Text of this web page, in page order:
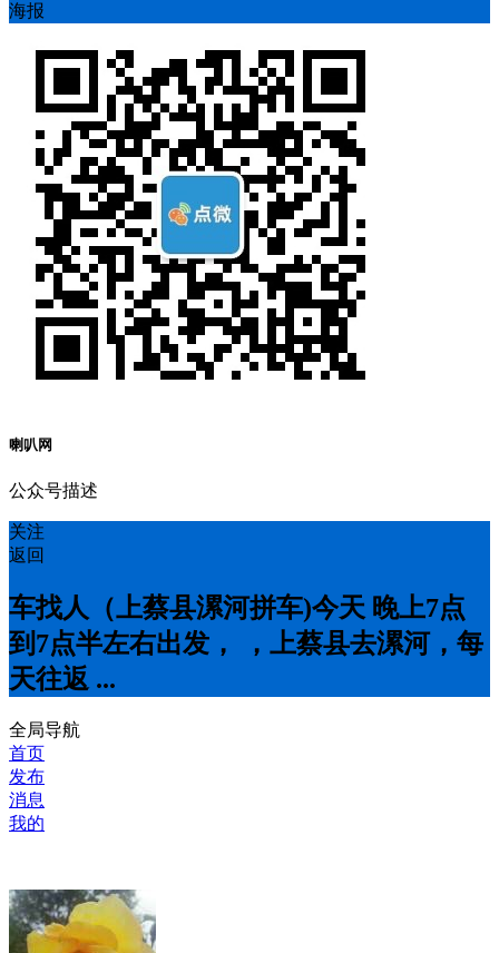
海报
喇叭网
公众号描述
关注
返回
车找人（上蔡县漯河拼车)今天 晚上7点
到7点半左右出发， ，上蔡县去漯河，每
天往返 ...
全局导航
首页
发布
消息
我的